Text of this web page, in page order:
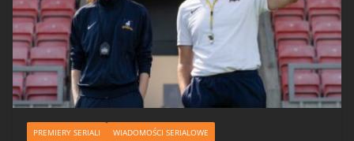
PREMIERY SERIALI WIADOMOŚCI SERIALOWE